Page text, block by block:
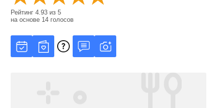
Рейтинг4.93 из5
на основе 14 голосов